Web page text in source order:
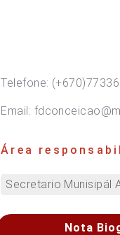
Telefone:
Email:
Área
Secretario Munisipál
Nota